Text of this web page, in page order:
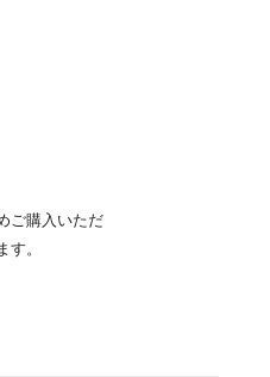
ご購入いただ
。